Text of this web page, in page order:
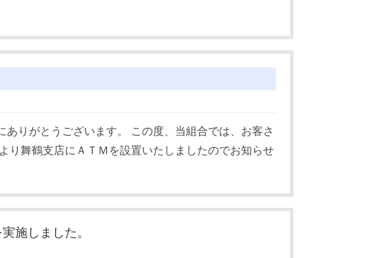
りがとうございます。 この度、当組合では、お客さ
り舞鶴支店にＡＴＭを設置いたしましたのでお知らせ
施しました。